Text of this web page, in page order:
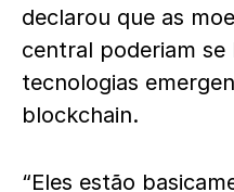
declarou que as
central poderiam se
tecnologias
blockchain.
“Eles estão